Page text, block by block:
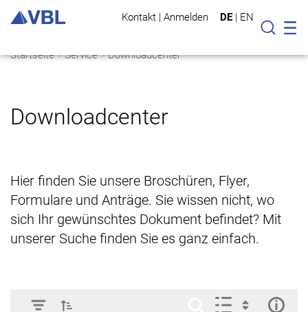
Kontakt | Anmelden DE | EN
Suche
Startseite Service Downloadcenter
Downloadcenter
Hier finden Sie unsere Broschüren, Flyer,
Formulare und Anträge. Sie wissen nicht, wo
sich Ihr gewünschtes Dokument befindet? Mit
unserer Suche finden Sie es ganz einfach.